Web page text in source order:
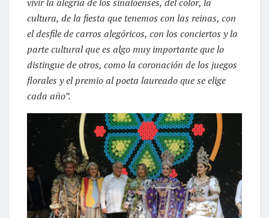
cultura, de la fiesta que tenemos con las reinas, con
el desfile de carros alegóricos, con los conciertos y la
parte cultural que es algo muy importante que lo
distingue de otros, como la coronación de los juegos
florales y el premio al poeta laureado que se elige
cada año”.